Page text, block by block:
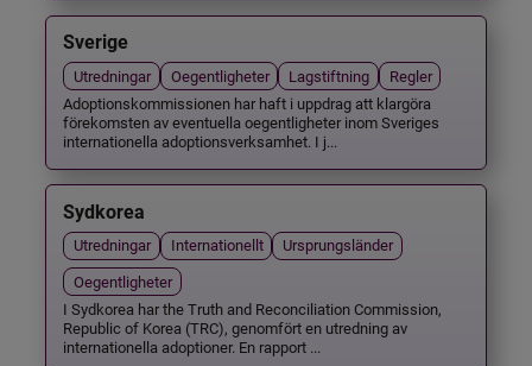
Sverige
Utredningar Oegentligheter Lagstiftning
Regler
Adoptionskommissionen har haft i uppdrag att klargöra
förekomsten av eventuella oegentligheter inom Sveriges
internationella adoptionsverksamhet. I j...
Sydkorea
Utredningar Internationellt
Ursprungsländer
Oegentligheter
I Sydkorea har the Truth and Reconciliation Commission,
Republic of Korea (TRC), genomfört en utredning av
internationella adoptioner. En rapport ...